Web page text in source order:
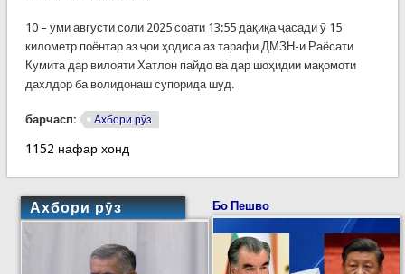
10 – уми августи соли 2025 соати 13:55 дақиқа ҷасади ӯ 15
километр поёнтар аз ҷои ҳодиса аз тарафи ДМЗН-и Раёсати
Кумита дар вилояти Хатлон пайдо ва дар шоҳидии мақомоти
дахлдор ба волидонаш супорида шуд.
барчасп: Ахбори рӯз
1152 нафар хонд
Ахбори рӯз Бо Пешво